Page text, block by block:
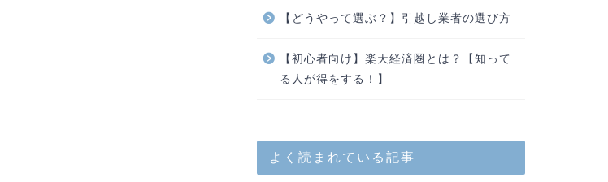
【どうやって選ぶ？】引越し業者の選び方
【初心者向け】楽天経済圏とは？【知って
る人が得をする！】
よく読まれている記事